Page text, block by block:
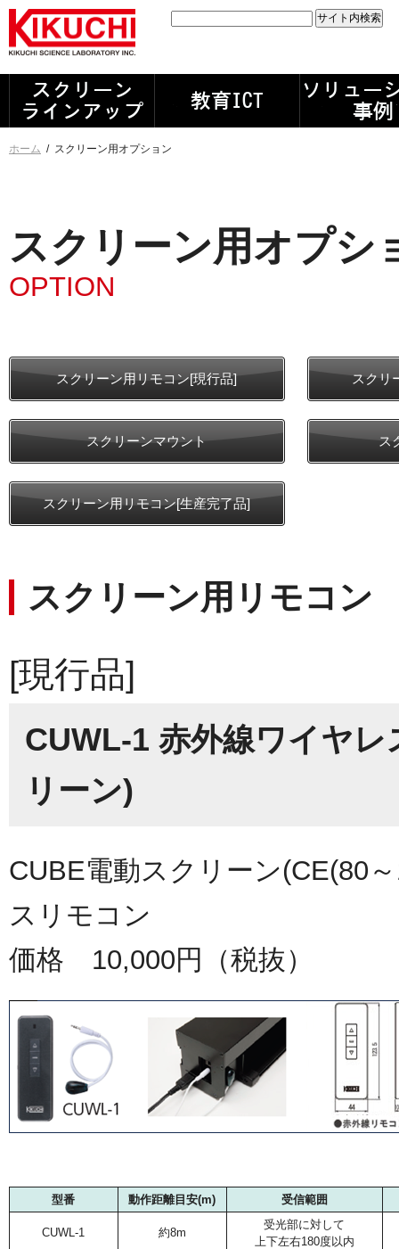
ホーム / スクリーン用オプション
スクリーン用オプシ
OPTION
スクリーン用リモコン[現行品] スクリ
スクリーンマウント ス
スクリーン用リモコン[生産完了品]
スクリーン用リモコン
[現行品]
CUWL-1 赤外線ワイヤ
リーン)
CUBE電動スクリーン(CE(80
スリモコン
価格 10,000円（税抜）
型番 動作距離目安(m) 受信範囲
CUWL-1 約8m
受光部に対して
上下左右180度以内